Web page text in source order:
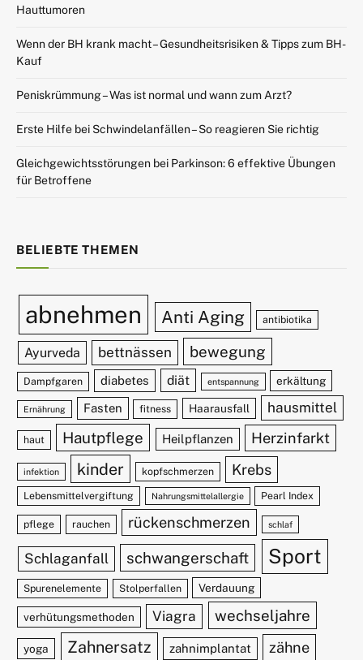
Hauttumoren
Wenn der BH krank macht – Gesundheitsrisiken & Tipps zum BH-
Kauf
Peniskrümmung – Was ist normal und wann zum Arzt?
Erste Hilfe bei Schwindelanfällen – So reagieren Sie richtig
Gleichgewichtsstörungen bei Parkinson: 6 effektive Übungen
für Betroffene
BELIEBTE THEMEN
abnehmen Anti Aging antibiotika
Ayurveda bettnässen bewegung
Dampfgaren diabetes diät entspannung erkältung
Ernährung Fasten fitness Haarausfall hausmittel
haut Hautpflege Heilpflanzen Herzinfarkt
infektion kinder kopfschmerzen Krebs
Lebensmittelvergiftung Nahrungsmittelallergie Pearl Index
pflege rauchen rückenschmerzen schlaf
Schlaganfall schwangerschaft Sport
Spurenelemente Stolperfallen Verdauung
verhütungsmethoden Viagra wechseljahre
yoga Zahnersatz zahnimplantat zähne